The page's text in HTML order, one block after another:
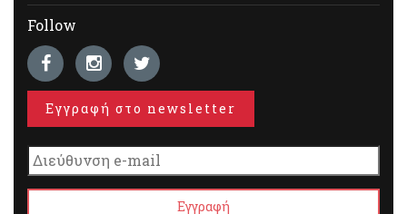
Follow
Εγγραφή στο newsletter